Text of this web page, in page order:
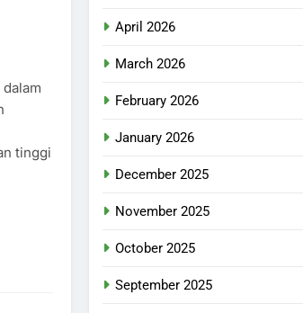
tinggi
April 2026
March 2026
February 2026
January 2026
December 2025
November 2025
October 2025
September 2025